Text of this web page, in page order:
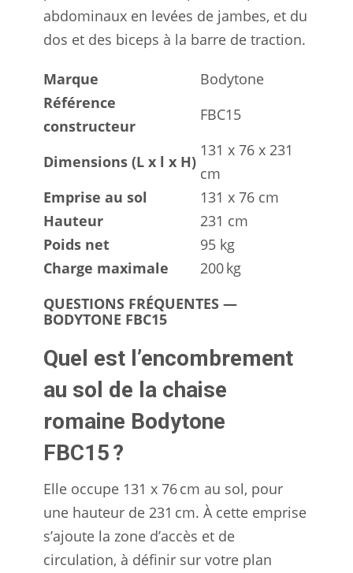
abdominaux en levées de jambes, et du
dos et des biceps à la barre de traction.
Marque
Bodytone
Référence
constructeur
FBC15
Dimensions (L x l x H)
131 x 76 x 231
cm
Emprise au sol
131 x 76 cm
Hauteur
231 cm
Poids net
95 kg
Charge maximale
200 kg
QUESTIONS FRÉQUENTES —
BODYTONE FBC15
Quel est l’encombrement
au sol de la chaise
romaine Bodytone
FBC15 ?
Elle occupe 131 x 76 cm au sol, pour
une hauteur de 231 cm. À cette emprise
s’ajoute la zone d’accès et de
circulation, à définir sur votre plan